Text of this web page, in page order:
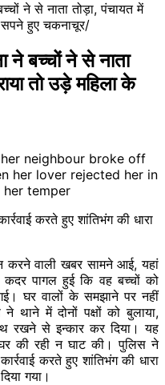
ने से नाता तोड़ा, पंचायत में
सपने हुए चकनाचूर
ने बच्चों ने से नाता
तो उड़े महिला के
करते हुए शांतिभंग की धारा
करने वाली खबर सामने आई, यहां
पागल हुई कि वह बच्चों को
घर वालों के समझाने पर नहीं
थाने में दोनों पक्षों को बुलाया,
रखने सेइन्कारकर दिया। यह
की रही न घाट की। पुलिस ने
करते हुए शांतिभंग की धारा
गया।